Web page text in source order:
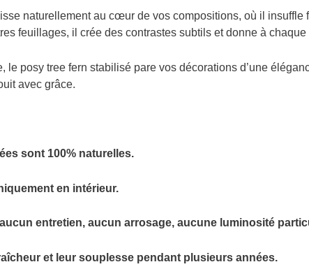
naturellement au cœur de vos compositions, où il
feuillages, il crée des contrastes subtils et donne à
le posy tree fern stabilisé pare vos décorations d’une
avec grâce.
sont 100% naturelles.
en intérieur.
entretien, aucun arrosage, aucune luminosité
et leur souplesse pendant plusieurs années.